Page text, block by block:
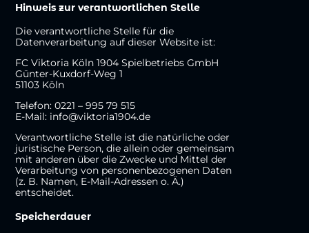
Hinweis zur verantwortlichen Stelle
Die verantwortliche Stelle für die
Datenverarbeitung auf dieser Website ist:
FC Viktoria Köln 1904 Spielbetriebs GmbH
Günter-Kuxdorf-Weg 1
51103 Köln
Telefon: 0221 – 995 79 515
E-Mail: info@viktoria1904.de
Verantwortliche Stelle ist die natürliche oder
juristische Person, die allein oder gemeinsam
mit anderen über die Zwecke und Mittel der
Verarbeitung von personenbezogenen Daten
(z. B. Namen, E-Mail-Adressen o. Ä.)
entscheidet.
Speicherdauer